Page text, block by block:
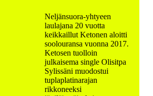
Neljänsuora-yhtyeen
laulajana 20 vuotta
keikkaillut Ketonen aloitti
soolouransa vuonna 2017.
Ketosen tuolloin
julkaisema single Olisitpa
Sylissäni muodostui
tuplaplatinarajan
rikkoneeksi